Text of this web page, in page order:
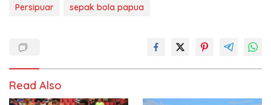
Persipuar sepak bola papua
Read Also